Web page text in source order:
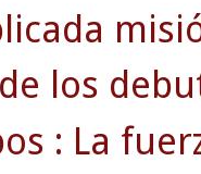
los
: La